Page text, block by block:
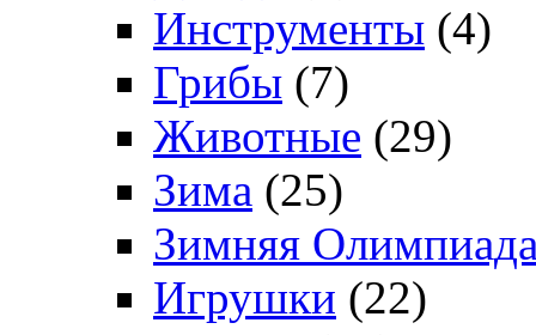
Инструменты (4)
Грибы (7)
Животные (29)
Зима (25)
Зимняя
Игрушки (22)